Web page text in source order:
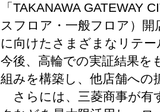
「TAKANAWA GATEWAY
スフロア・一般フロア）
に向けたさまざまなリテ
今後、高輪での実証結果を
組みを構築し、他店舗へ
さらには、三菱商事が有